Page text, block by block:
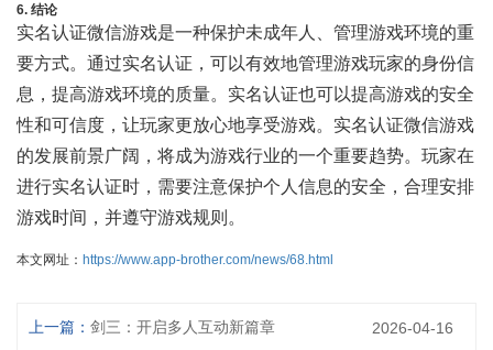
6. 结论
实名认证微信游戏是一种保护未成年人、管理游戏环境的重
要方式。通过实名认证，可以有效地管理游戏玩家的身份信
息，提高游戏环境的质量。实名认证也可以提高游戏的安全
性和可信度，让玩家更放心地享受游戏。实名认证微信游戏
的发展前景广阔，将成为游戏行业的一个重要趋势。玩家在
进行实名认证时，需要注意保护个人信息的安全，合理安排
游戏时间，并遵守游戏规则。
本文网址： https://www.app-brother.com/news/68.html
上一篇： 剑三：开启多人互动新篇章 2026-04-16